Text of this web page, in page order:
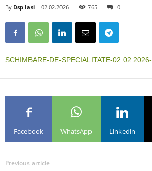
By Dsp Iasi - 02.02.2026 765 0
SCHIMBARE-DE-SPECIALITATE-02.02.2026-
Facebook WhatsApp Linkedin
Previous article